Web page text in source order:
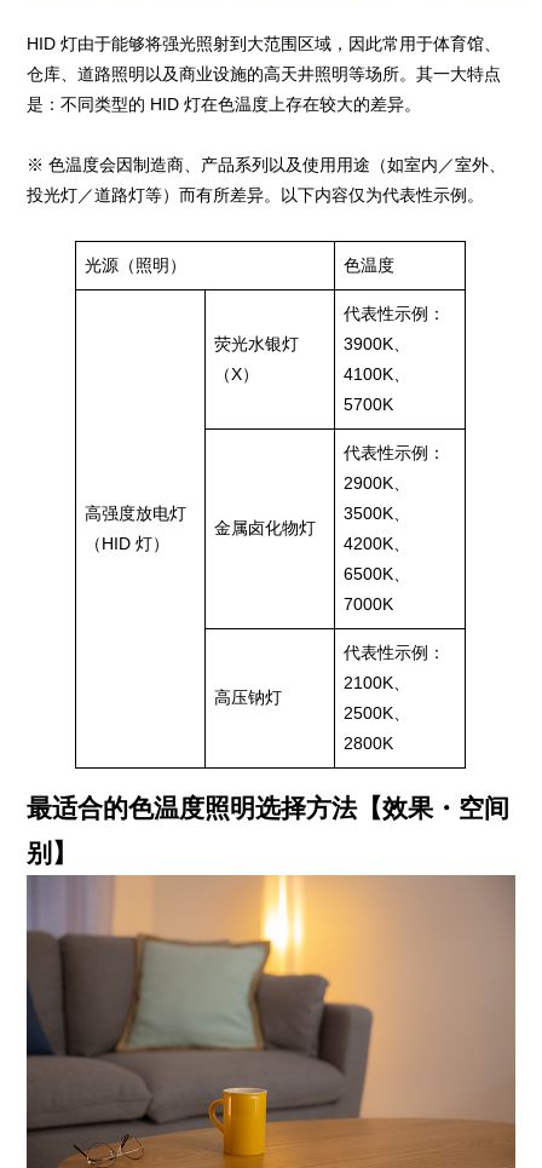
HID 灯由于能够将强光照射到大范围区域，因此常用于体育馆、
仓库、道路照明以及商业设施的高天井照明等场所。其一大特点
是：不同类型的 HID 灯在色温度上存在较大的差异。
※ 色温度会因制造商、产品系列以及使用用途（如室内／室外、
投光灯／道路灯等）而有所差异。以下内容仅为代表性示例。
光源（照明） 色温度
高强度放电灯
（HID 灯）
荧光水银灯
（X）
代表性示例：
3900K、
4100K、
5700K
金属卤化物灯
代表性示例：
2900K、
3500K、
4200K、
6500K、
7000K
高压钠灯
代表性示例：
2100K、
2500K、
2800K
最适合的色温度照明选择方法【效果・空间
别】